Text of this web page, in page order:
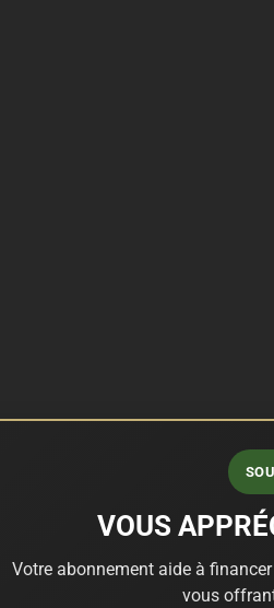
VOUS
Votre abonnement aide à
vous